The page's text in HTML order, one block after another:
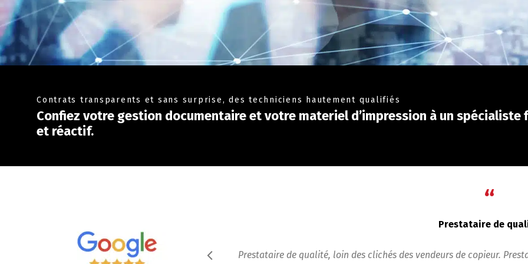
Contrats transparents et sans surprise, des techniciens hautement qualifiés
Confiez votre gestion documentaire et votre materiel d’impression à un spécialiste
et réactif.
laser. Moins de 10 minutes après je recevais un
“
Prestataire de
Prestataire de qualité, loin des clichés des vendeurs de copieur.